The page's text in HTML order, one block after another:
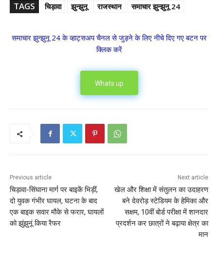
TAGS चिड़ावा झुन्झुनू राजस्थान समाचार झुन्झुनू 24
समाचार झुन्झुनू 24 के व्हाट्सअप चैनल से जुड़ने के लिए नीचे दिए गए बटन पर
क्लिक करें
Whats up
Previous article
चिड़ावा-सिंघाना मार्ग पर बाइकें भिड़ीं,
दो युवक गंभीर घायल, घटना के बाद
एक बाइक सवार मौके से फरार, घायलों
को झुंझुनूं किया रैफर
Next article
खेल और शिक्षा में संतुलन का उदाहरण
बने देवरोड़ स्टेडियम के हेमिका और
सक्षम, 10वीं बोर्ड परीक्षा में शानदार
प्रदर्शन कर छात्रों ने बढ़ाया क्षेत्र का
मान